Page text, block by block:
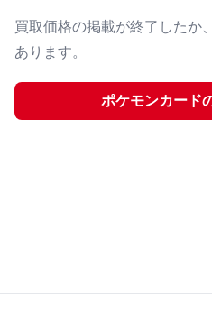
買取価格の掲載が終了したか
あります。
ポケモンカード